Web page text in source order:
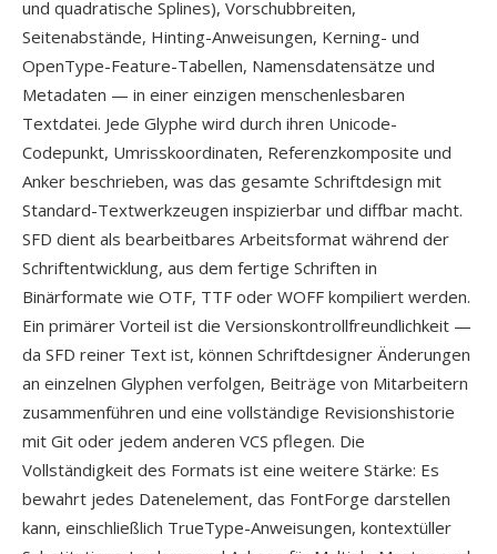
und quadratische Splines), Vorschubbreiten,
Seitenabstände, Hinting-Anweisungen, Kerning- und
OpenType-Feature-Tabellen, Namensdatensätze und
Metadaten — in einer einzigen menschenlesbaren
Textdatei. Jede Glyphe wird durch ihren Unicode-
Codepunkt, Umrisskoordinaten, Referenzkomposite und
Anker beschrieben, was das gesamte Schriftdesign mit
Standard-Textwerkzeugen inspizierbar und diffbar macht.
SFD dient als bearbeitbares Arbeitsformat während der
Schriftentwicklung, aus dem fertige Schriften in
Binärformate wie OTF, TTF oder WOFF kompiliert werden.
Ein primärer Vorteil ist die Versionskontrollfreundlichkeit —
da SFD reiner Text ist, können Schriftdesigner Änderungen
an einzelnen Glyphen verfolgen, Beiträge von Mitarbeitern
zusammenführen und eine vollständige Revisionshistorie
mit Git oder jedem anderen VCS pflegen. Die
Vollständigkeit des Formats ist eine weitere Stärke: Es
bewahrt jedes Datenelement, das FontForge darstellen
kann, einschließlich TrueType-Anweisungen, kontextüller